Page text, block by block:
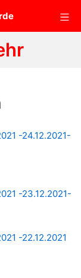
-24.12.2021-
-23.12.2021-
-22.12.2021